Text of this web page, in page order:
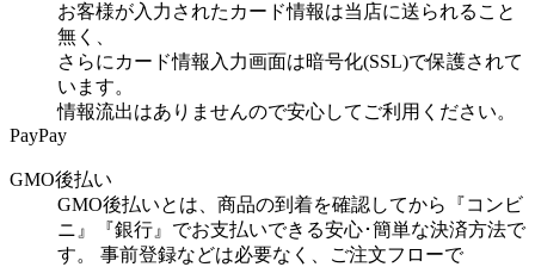
お客様が入力されたカード情報は当店に送られること
無く、
さらにカード情報入力画面は暗号化(SSL)で保護されて
います。
情報流出はありませんので安心してご利用ください。
PayPay
GMO後払い
GMO後払いとは、商品の到着を確認してから『コンビ
ニ』『銀行』でお支払いできる安心･簡単な決済方法で
す。 事前登録などは必要なく、ご注文フローで